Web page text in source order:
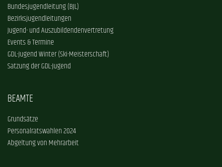
Bundesjugendleitung (BJL)
Bezirksjugendleitungen
Jugend- und Auszubildendenvertretung
Events & Termine
GDL-Jugend Winter (Ski-Meisterschaft)
Satzung der GDL-Jugend
BEAMTE
Grundsätze
Personalratswahlen 2024
Abgeltung von Mehrarbeit